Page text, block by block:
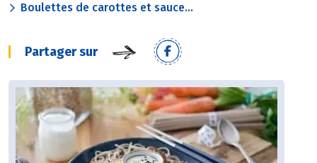
Boulettes de carottes et sauce...
Partager sur